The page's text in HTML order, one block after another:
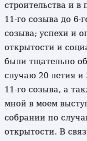
строительства и
11-го созыва до
созыва; успехи и
открытости и
были тщательно
случаю 20-летия
11-го созыва, а
мной в моем
собрании по
открытости. В